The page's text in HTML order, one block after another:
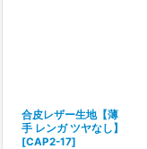
合皮レザー生地【薄
手 レンガ ツヤなし】
[CAP2-17]